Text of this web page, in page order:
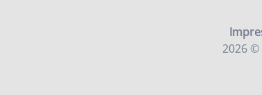
2026 ©